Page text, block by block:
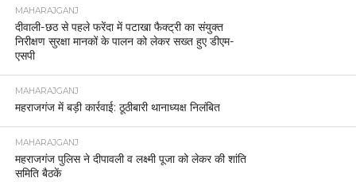
MAHARAJGANJ
दीवाली-छठ से पहले फरेंदा में पटाखा फैक्ट्री का संयुक्त
निरीक्षण सुरक्षा मानकों के पालन को लेकर सख्त हुए डीएम-
एसपी
MAHARAJGANJ
महराजगंज में बड़ी कार्रवाई: ठूठीबारी थानाध्यक्ष निलंबित
MAHARAJGANJ
महराजगंज पुलिस ने दीपावली व लक्ष्मी पूजा को लेकर की शांति
समिति बैठकें